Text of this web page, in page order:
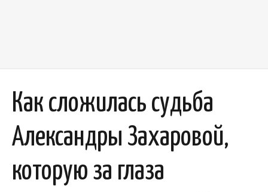
Как сложилась судьба
Александры Захаровой,
которую за глаза